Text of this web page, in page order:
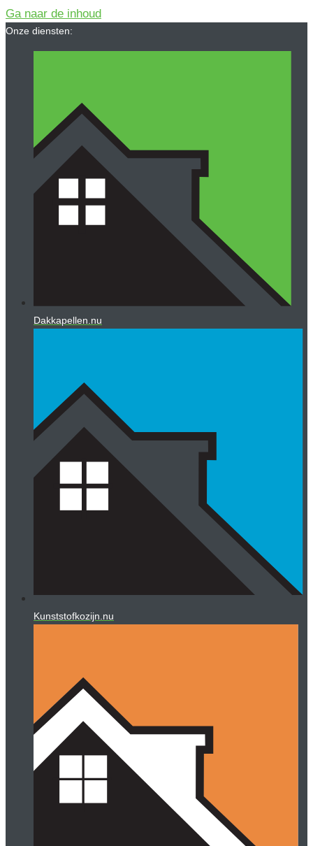
Ga naar de inhoud
Onze diensten:
Dakkapellen.nu
Kunststofkozijn.nu